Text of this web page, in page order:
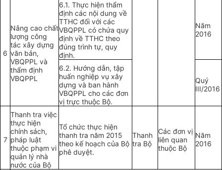
6
Nâng cao chất
lượng công
tác xây dựng
văn bản,
VBQPPL và
thẩm định
VBQPPL
6.1. Thực hiện thẩm
định các nội dung về
TTHC đối với các
VBQPPL có chứa quy
định về TTHC theo
đúng trình tự, quy
định.
Năm
2016
6.2. Hướng dẫn, tập
huấn nghiệp vụ xây
dựng và ban hành
VBQPPL cho các đơn
vị trực thuộc Bộ.
Quý
III/2016
7
Thanh tra việc
thực hiện
chính sách,
pháp luật
thuộc phạm vi
quản lý nhà
nước của Bộ
Tổ chức thực hiện
thanh tra năm 2015
theo kế hoạch của Bộ
phê duyệt.
Thanh
tra Bộ
Các đơn vị
liên quan
thuộc Bộ
Năm
2016